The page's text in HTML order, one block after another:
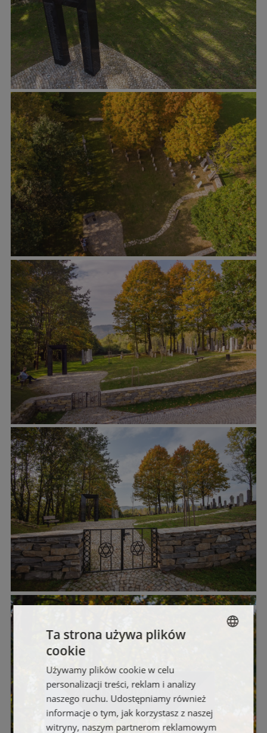
POLISH
Ta strona używa plików
cookie
Używamy plików cookie w celu
personalizacji treści, reklam i analizy
naszego ruchu. Udostępniamy również
informacje o tym, jak korzystasz z naszej
witryny, naszym partnerom reklamowym